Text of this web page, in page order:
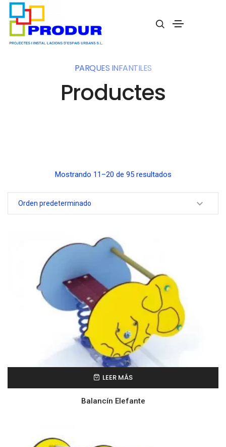
PARQUES INFANTILES
Productes
Mostrando 11–20 de 95 resultados
LEER MÁS
Balancín Elefante